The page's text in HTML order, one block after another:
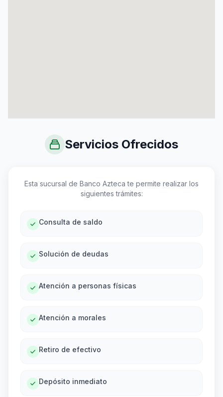
Servicios Ofrecidos
Esta sucursal de Banco Azteca te permite realizar los
siguientes trámites:
Consulta de saldo
Solución de deudas
Atención a personas físicas
Atención a morales
Retiro de efectivo
Depósito inmediato